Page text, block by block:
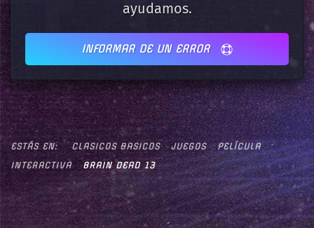
ayudamos.
INFORMAR DE UN ERROR
ESTÁS EN: CLASICOS BASICOS JUEGOS
PELÍCULA
INTERACTIVA
BRAIN DEAD 13